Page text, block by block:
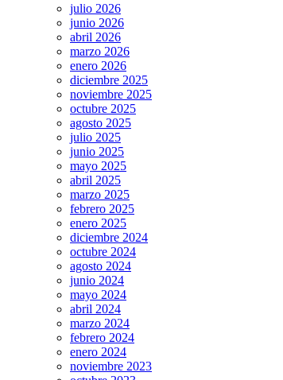
julio 2026
junio 2026
abril 2026
marzo 2026
enero 2026
diciembre 2025
noviembre 2025
octubre 2025
agosto 2025
julio 2025
junio 2025
mayo 2025
abril 2025
marzo 2025
febrero 2025
enero 2025
diciembre 2024
octubre 2024
agosto 2024
junio 2024
mayo 2024
abril 2024
marzo 2024
febrero 2024
enero 2024
noviembre 2023